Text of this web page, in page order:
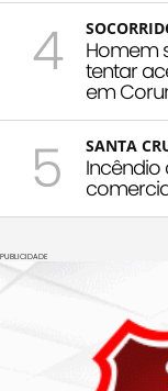
4 Homem
tentar
em
5 SANTA
PUBLICIDADE